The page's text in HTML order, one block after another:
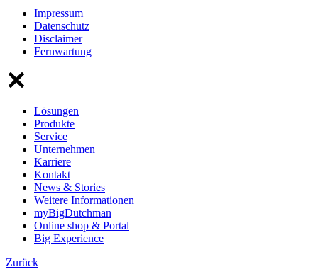
Impressum
Datenschutz
Disclaimer
Fernwartung
Lösungen
Produkte
Service
Unternehmen
Karriere
Kontakt
News & Stories
Weitere Informationen
myBigDutchman
Online shop & Portal
Big Experience
Zurück